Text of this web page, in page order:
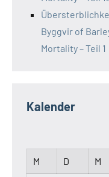
Byggvir of
Mortality – Teil 1
Kalender
M
D M